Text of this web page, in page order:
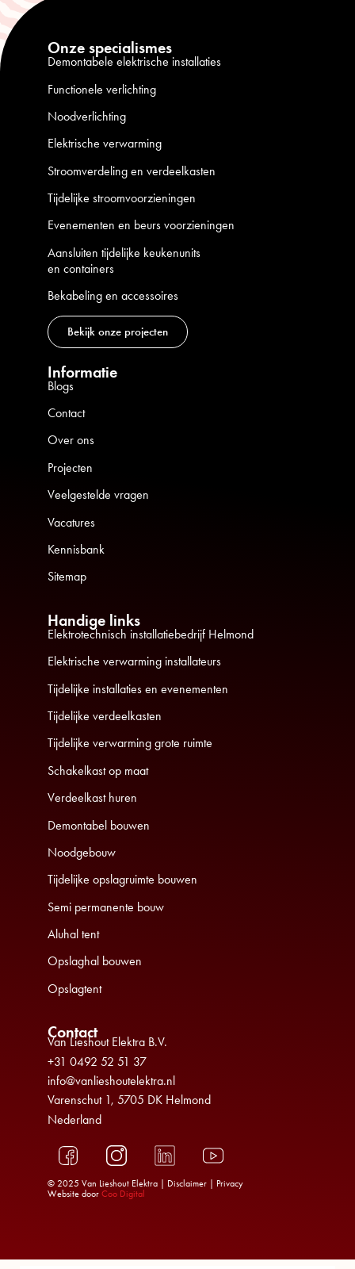
Onze specialismes
Demontabele elektrische installaties
Functionele verlichting
Noodverlichting
Elektrische verwarming
Stroomverdeling en verdeelkasten
Tijdelijke stroomvoorzieningen
Evenementen en beurs voorzieningen
Aansluiten tijdelijke keukenunits
en containers
Bekabeling en accessoires
Bekijk onze projecten
Informatie
Blogs
Contact
Over ons
Projecten
Veelgestelde vragen
Vacatures
Kennisbank
Sitemap
Handige links
Elektrotechnisch installatiebedrijf Helmond
Elektrische verwarming installateurs
Tijdelijke installaties en evenementen
Tijdelijke verdeelkasten
Tijdelijke verwarming grote ruimte
Schakelkast op maat
Verdeelkast huren
Demontabel bouwen
Noodgebouw
Tijdelijke opslagruimte bouwen
Semi permanente bouw
Aluhal tent
Opslaghal bouwen
Opslagtent
Contact
Van Lieshout Elektra B.V.
+31 0492 52 51 37
info@vanlieshoutelektra.nl
Varenschut 1, 5705 DK Helmond
Nederland
© 2025 Van Lieshout Elektra | Disclaimer
Privacy
Website door Coo Digital